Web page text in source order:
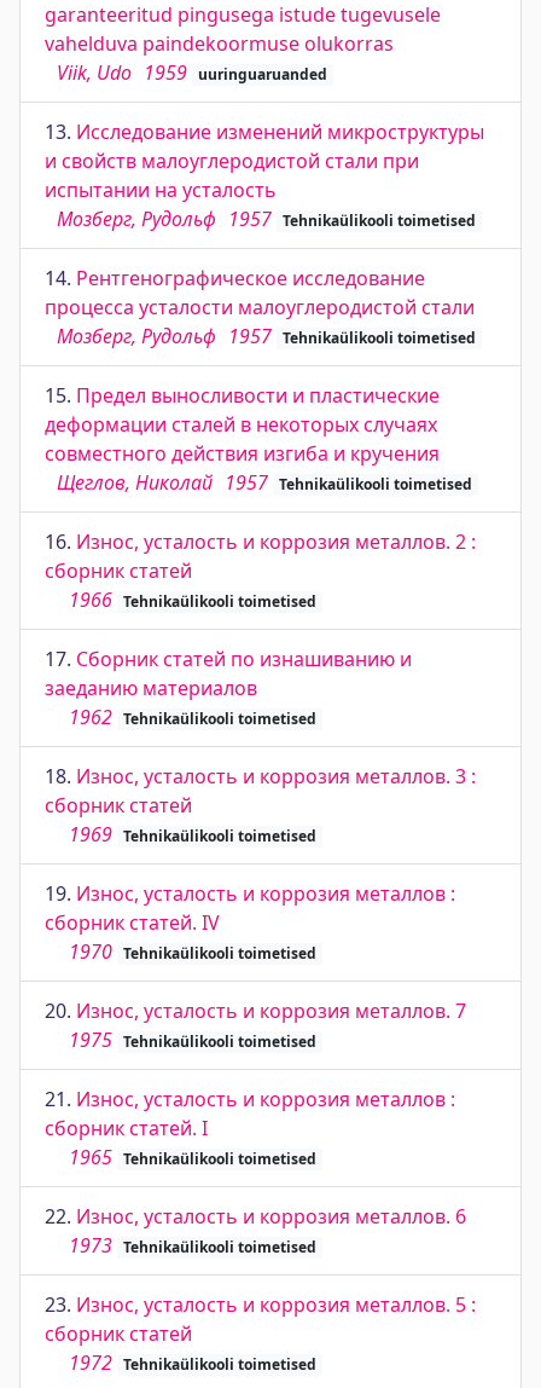
garanteeritud pingusega istude tugevusele
vahelduva paindekoormuse olukorras
Viik, Udo 1959 uuringuaruanded
13. Исследование изменений микроструктуры
и свойств малоуглеродистой стали при
испытании на усталость
Мозберг, Рудольф 1957 Tehnikaülikooli toimetised
14. Рентгенографическое исследование
процесса усталости малоуглеродистой стали
Мозберг, Рудольф 1957 Tehnikaülikooli toimetised
15. Предел выносливости и пластические
деформации сталей в некоторых случаях
совместного действия изгиба и кручения
Щеглов, Николай 1957 Tehnikaülikooli toimetised
16. Износ, усталость и коррозия металлов. 2 :
сборник статей
1966 Tehnikaülikooli toimetised
17. Сборник статей по изнашиванию и
заеданию материалов
1962 Tehnikaülikooli toimetised
18. Износ, усталость и коррозия металлов. 3 :
сборник статей
1969 Tehnikaülikooli toimetised
19. Износ, усталость и коррозия металлов :
сборник статей. IV
1970 Tehnikaülikooli toimetised
20. Износ, усталость и коррозия металлов. 7
1975 Tehnikaülikooli toimetised
21. Износ, усталость и коррозия металлов :
сборник статей. I
1965 Tehnikaülikooli toimetised
22. Износ, усталость и коррозия металлов. 6
1973 Tehnikaülikooli toimetised
23. Износ, усталость и коррозия металлов. 5 :
сборник статей
1972 Tehnikaülikooli toimetised